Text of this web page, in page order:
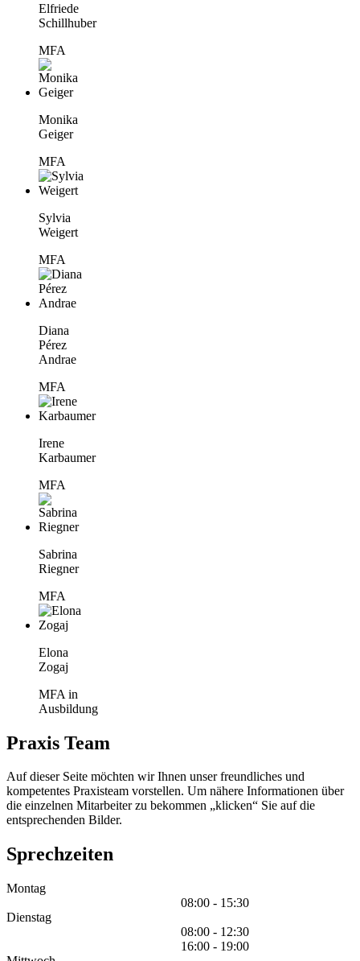
Elfriede
Schillhuber
MFA
Monika
Geiger
MFA
Sylvia
Weigert
MFA
Diana
Pérez
Andrae
MFA
Irene
Karbaumer
MFA
Sabrina
Riegner
MFA
Elona
Zogaj
MFA in
Ausbildung
Praxis Team
Auf dieser Seite möchten wir Ihnen unser freundliches und
kompetentes Praxisteam vorstellen. Um nähere Informationen über
die einzelnen Mitarbeiter zu bekommen „klicken“ Sie auf die
entsprechenden Bilder.
Sprechzeiten
Montag
08:00 - 15:30
Dienstag
08:00 - 12:30
16:00 - 19:00